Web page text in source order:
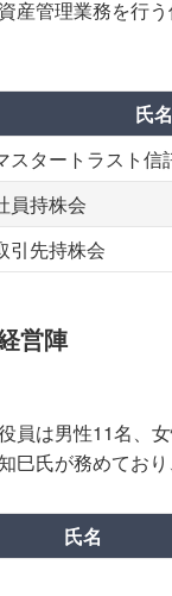
産管理業務を行
氏名
スタートラスト信
員持株会
引先持株会
営陣
員は男性11名、
巳氏が務めてお
氏名